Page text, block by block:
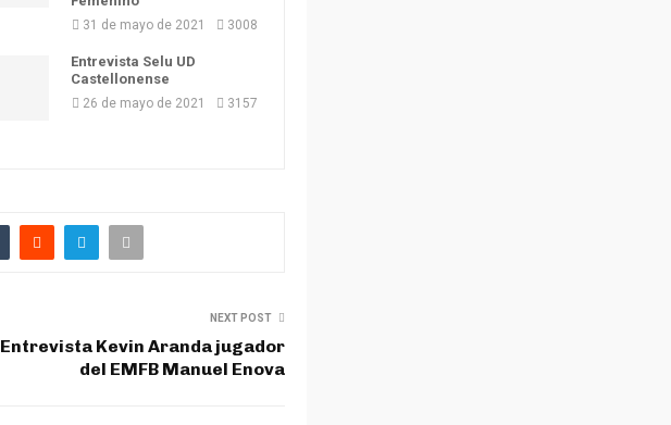
31 de mayo de 2021 3008
Entrevista Selu UD
Castellonense
26 de mayo de 2021 3157
NEXT POST
Entrevista Kevin Aranda jugador
del EMFB Manuel Enova